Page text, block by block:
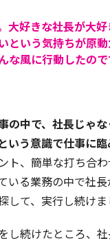
好きな社長が大好
という気持ちが原
な風に行動したので
の中で、社長じゃ
いう意識で仕事に臨
ト、簡単な打ち合
いる業務の中で社
して、実行し続けま
し続けたところ、